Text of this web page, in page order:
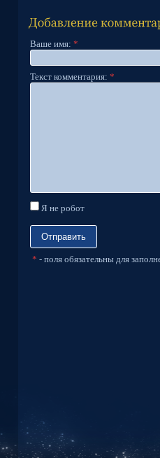
Ваше имя: *
Текст комментария: *
Я не робот
* - поля обязательны для